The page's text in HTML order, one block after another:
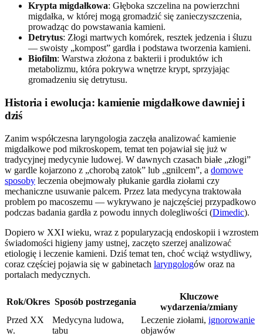
Krypta migdałkowa: Głęboka szczelina na powierzchni
migdałka, w której mogą gromadzić się zanieczyszczenia,
prowadząc do powstawania kamieni.
Detrytus: Złogi martwych komórek, resztek jedzenia i śluzu
— swoisty „kompost” gardła i podstawa tworzenia kamieni.
Biofilm: Warstwa złożona z bakterii i produktów ich
metabolizmu, która pokrywa wnętrze krypt, sprzyjając
gromadzeniu się detrytusu.
Historia i ewolucja: kamienie migdałkowe dawniej i
dziś
Zanim współczesna laryngologia zaczęła analizować kamienie
migdałkowe pod mikroskopem, temat ten pojawiał się już w
tradycyjnej medycynie ludowej. W dawnych czasach białe „złogi”
w gardle kojarzono z „chorobą zatok” lub „gnilcem”, a domowe
sposoby leczenia obejmowały płukanie gardła ziołami czy
mechaniczne usuwanie palcem. Przez lata medycyna traktowała
problem po macoszemu — wykrywano je najczęściej przypadkowo
podczas badania gardła z powodu innych dolegliwości (Dimedic).
Dopiero w XXI wieku, wraz z popularyzacją endoskopii i wzrostem
świadomości higieny jamy ustnej, zaczęto szerzej analizować
etiologię i leczenie kamieni. Dziś temat ten, choć wciąż wstydliwy,
coraz częściej pojawia się w gabinetach laryngologów oraz na
portalach medycznych.
Rok/Okres Sposób postrzegania
Kluczowe
wydarzenia/zmiany
Przed XX
w.
Medycyna ludowa,
tabu
Leczenie ziołami, ignorowanie
objawów